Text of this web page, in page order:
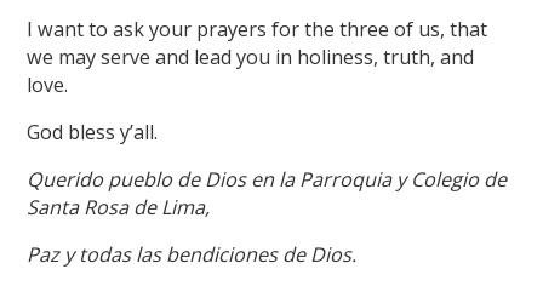
I want to ask your prayers for the three of us, that
we may serve and lead you in holiness, truth, and
love.
God bless y’all.
Querido pueblo de Dios en la Parroquia y Colegio de
Santa Rosa de Lima,
Paz y todas las bendiciones de Dios.